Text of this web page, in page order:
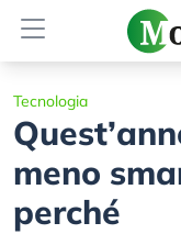
Tecnologia
meno
perché